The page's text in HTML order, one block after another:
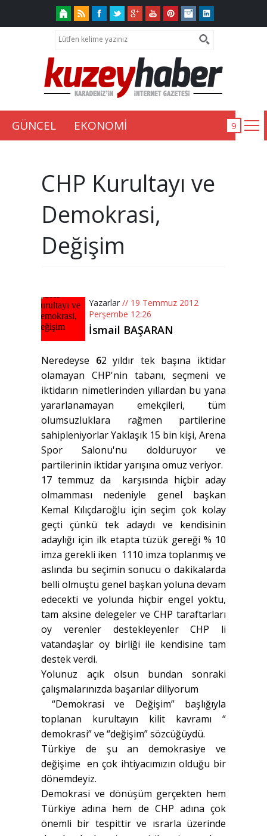
GÜNCEL EKONOMİ
CHP Kurultayı ve
Demokrasi,
Değişim
Yazarlar // 19 Temmuz 2012
Perşembe 12:26
İsmail BAŞARAN
Neredeyse 62 yıldır tek başına iktidar
olamayan CHP'nin tabanı, seçmeni ve
iktidarın nimetlerinden yıllardan bu yana
yararlanamayan emekçileri, tüm
olumsuzluklara rağmen partilerine
sahipleniyorlar Yaklaşık 15 bin kişi, Arena
Spor Salonu'nu dolduruyor ve
partilerinin iktidar yarışına omuz veriyor.
17 temmuz da karşısında hiçbir aday
olmamması nedeniyle genel başkan
Kemal Kılıçdaroğlu için seçim çok kolay
geçti çünkü tek adaydı ve kendisinin
adaylığı için ilk etapta tüzük gereği % 10
imza gerekli iken 1110 imza toplanmış ve
aslında bu seçimin sonucu o dakikalarda
belli olmuştu genel başkan yoluna devam
edecekti ve yolunda hiçbir engel yoktu,
tam aksine delegeler ve CHP taraftarları
oy verenler destekleyenler CHP li
vatandaşlar oy birliği ile kendisine tam
destek verdi.
Yolunuz açık olsun bundan sonraki
çalışmalarınızda başarılar diliyorum
“Demokrasi ve Değişim” başlığıyla
toplanan kurultayın kilit kavramı “
demokrasi” ve “değişim” sözcüğüydü.
Türkiye de şu an demokrasiye ve
değişime en çok ihtiyacımızın olduğu bir
dönemdeyiz.
Demokrasi ve dönüşüm gerçekten hem
Türkiye adına hem de CHP adına çok
önemli bir tespittir ve ısrarla üzerinde